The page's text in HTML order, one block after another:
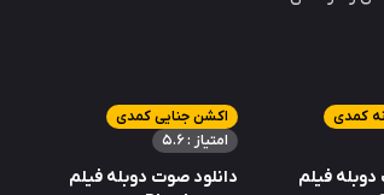
کمدی
فیلم
اکشن جنایی کمدی
امتیاز : 5.6
دانلود صوت دوبله فیلم